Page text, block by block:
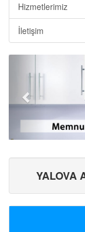
Hizmetlerimiz
İletişim
YALOVA